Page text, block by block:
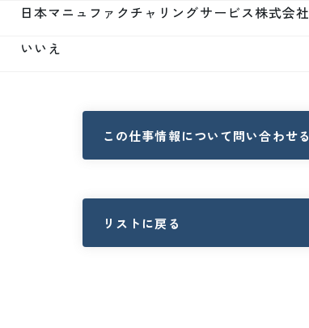
日本マニュファクチャリングサービス株式会社
いいえ
この仕事情報について問い合わせる
リストに戻る